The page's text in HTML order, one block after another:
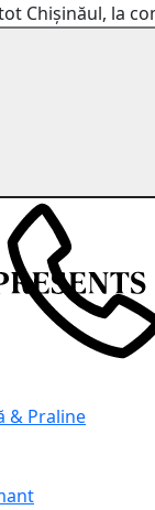
Chișinăul, la
& Praline